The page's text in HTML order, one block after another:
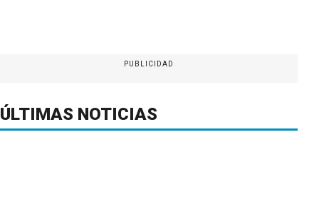
PUBLICIDAD
ÚLTIMAS NOTICIAS